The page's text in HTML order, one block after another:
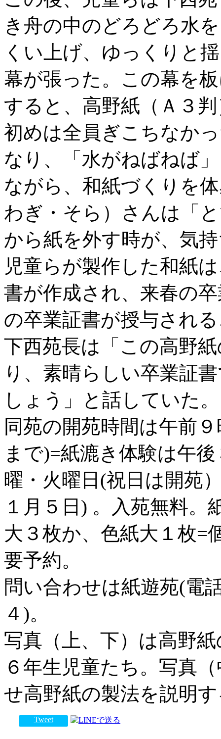
き舟の中のどろどろ水
くい上げ、ゆっくりと
幕が張った。この幕を
すると、高野紙（Ａ３
初めは全員ぎこちなか
なり、「水がねばねば
ながら、和紙づくりを
わぎ・そら）さんは「
から紙を外す時が、気
児童らが製作した和紙
書が作成され、来春の
の卒業証書が授与され
下西苑長は「この高野
り、素晴らしい卒業証
しょう」と話していた。
同苑の開苑時間は午前
まで)=紙漉き体験は午
曜・火曜日(祝日は開苑
１月５日) 。入苑無料。
大３枚か、色紙大１枚=
要予約。
問い合わせは紙遊苑(電
４)。
写真（上、下）は高野
６年生児童たち。写真
せ高野紙の製法を説明
Tweet